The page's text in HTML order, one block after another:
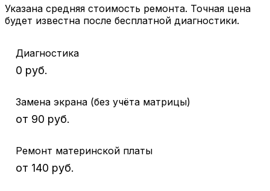
Указана средняя стоимость ремонта. Точная цена
будет известна после бесплатной диагностики.
Диагностика
0 руб.
Замена экрана (без учёта матрицы)
от 90 руб.
Ремонт материнской платы
от 140 руб.